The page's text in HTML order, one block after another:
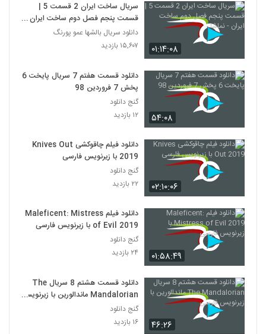
۰۱:۱۴:۰۸
سریال ساخت ایران 2 قسمت 5 |
قسمت پنجم فصل دوم ساخت ایران -
نماشا
دانلود سریال بالشها عمو پورنگ
۱۵,۶۰۷ بازدید
۵۴:۰۸
دانلود قسمت هفتم 7 سریال پایخت 6
پخش 7 فروردین 98
گنج دانلود
۱۲ بازدید
۰۲:۱۰:۰۶
دانلود فیلم چاقوکشی Knives Out
2019 با زیرنویس فارسی
گنج دانلود
۲۲ بازدید
۰۱:۵۸:۴۹
دانلود فیلم Maleficent: Mistress
of Evil 2019 با زیرنویس فارسی
گنج دانلود
۲۴ بازدید
۴۶:۲۶
دانلود قسمت هشتم 8 سریال The
Mandalorian ماندالورین با زیرنویس
فارسی
گنج دانلود
۱۶ بازدید